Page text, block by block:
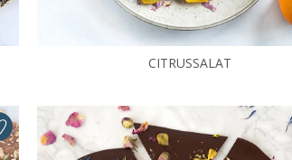
CITRUSSALAT